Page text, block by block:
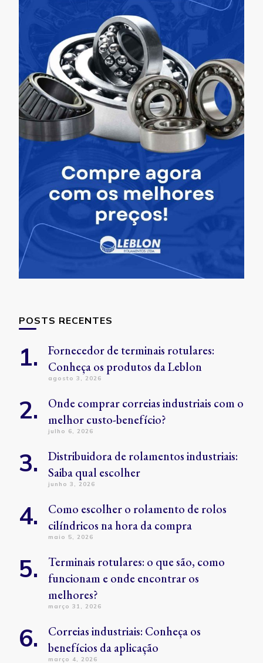
POSTS RECENTES
Fornecedor de terminais rotulares:
Conheça os produtos da Leblon
agosto 3, 2026
Onde comprar correias industriais com o
melhor custo-benefício?
julho 6, 2026
Distribuidora de rolamentos industriais:
Saiba qual escolher
junho 3, 2026
Como escolher o rolamento de rolos
cilíndricos na hora da compra
maio 5, 2026
Terminais rotulares: o que são, como
funcionam e onde encontrar os
melhores?
março 31, 2026
Correias industriais: Conheça os
benefícios da aplicação
março 4, 2026